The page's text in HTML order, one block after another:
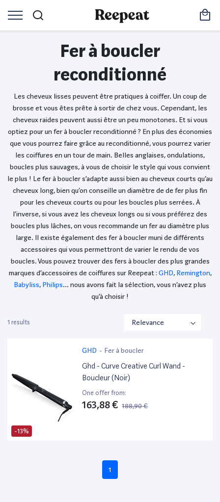
Fer à boucler
reconditionné
Les cheveux lisses peuvent être pratiques à coiffer. Un coup de
brosse et vous êtes prête à sortir de chez vous. Cependant, les
cheveux raides peuvent aussi être un peu monotones. Et si vous
optiez pour un fer à boucler reconditionné ? En plus des économies
que vous pourrez faire grâce au reconditionné, vous pourrez varier
les coiffures en un tour de main. Belles anglaises, ondulations,
boucles plus sauvages, à vous de choisir le style qui vous convient
le plus ! Le fer à boucler s’adapte aussi bien au cheveux courts qu’au
cheveux long, bien qu’on conseille un diamètre de de fer plus fin
pour les cheveux courts ou pour les boucles plus serrées. À
l’inverse, si vous avez les cheveux longs ou si vous préférez des
boucles plus lâches, on vous recommande un fer au diamètre plus
large. Il existe également des fer à boucler muni de différents
accessoires qui vous permettront de varier le rendu de vos
boucles. Vous pouvez trouver des fers à boucler des plus grandes
marques d’accessoires de coiffures sur Reepeat : GHD, Remington,
Babyliss, Philips… nous avons fait la sélection, vous n’avez plus
qu’à choisir !
1 results
-13%
GHD - Fer à boucler
Ghd - Curve Creative Curl Wand -
Boucleur (Noir)
One offer from:
163,88 € 188,90 €
1